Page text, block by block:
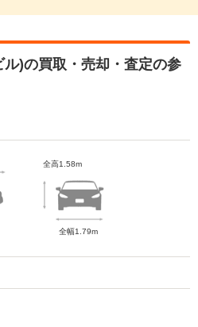
)の買取・売却・査定の参
全高1.58m
全幅1.79m